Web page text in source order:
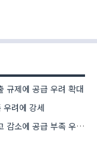
규제에 공급 우려 확대
려에 강세
[비철금속 시황] 구리 2개월 만에 최고치…재고 감소에 공급 부족 우려 확대